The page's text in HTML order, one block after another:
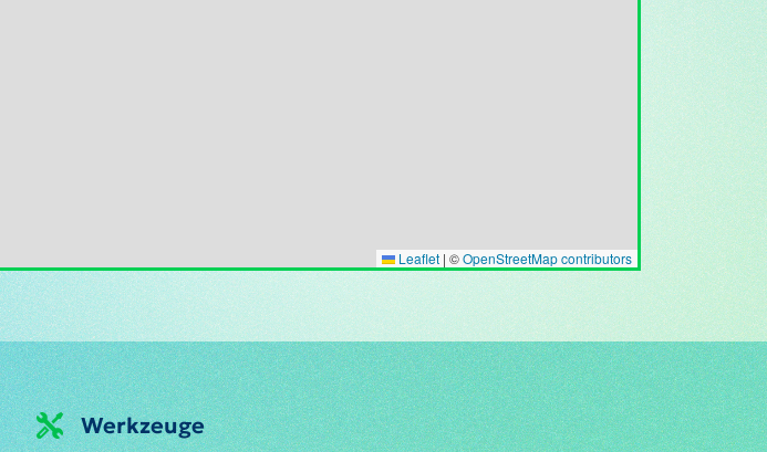
Leaflet | ©OpenStreetMap contributors
Werkzeuge